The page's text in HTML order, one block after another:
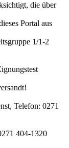
die über
Portal aus
1/1-2
Telefon: 0271
404-1320